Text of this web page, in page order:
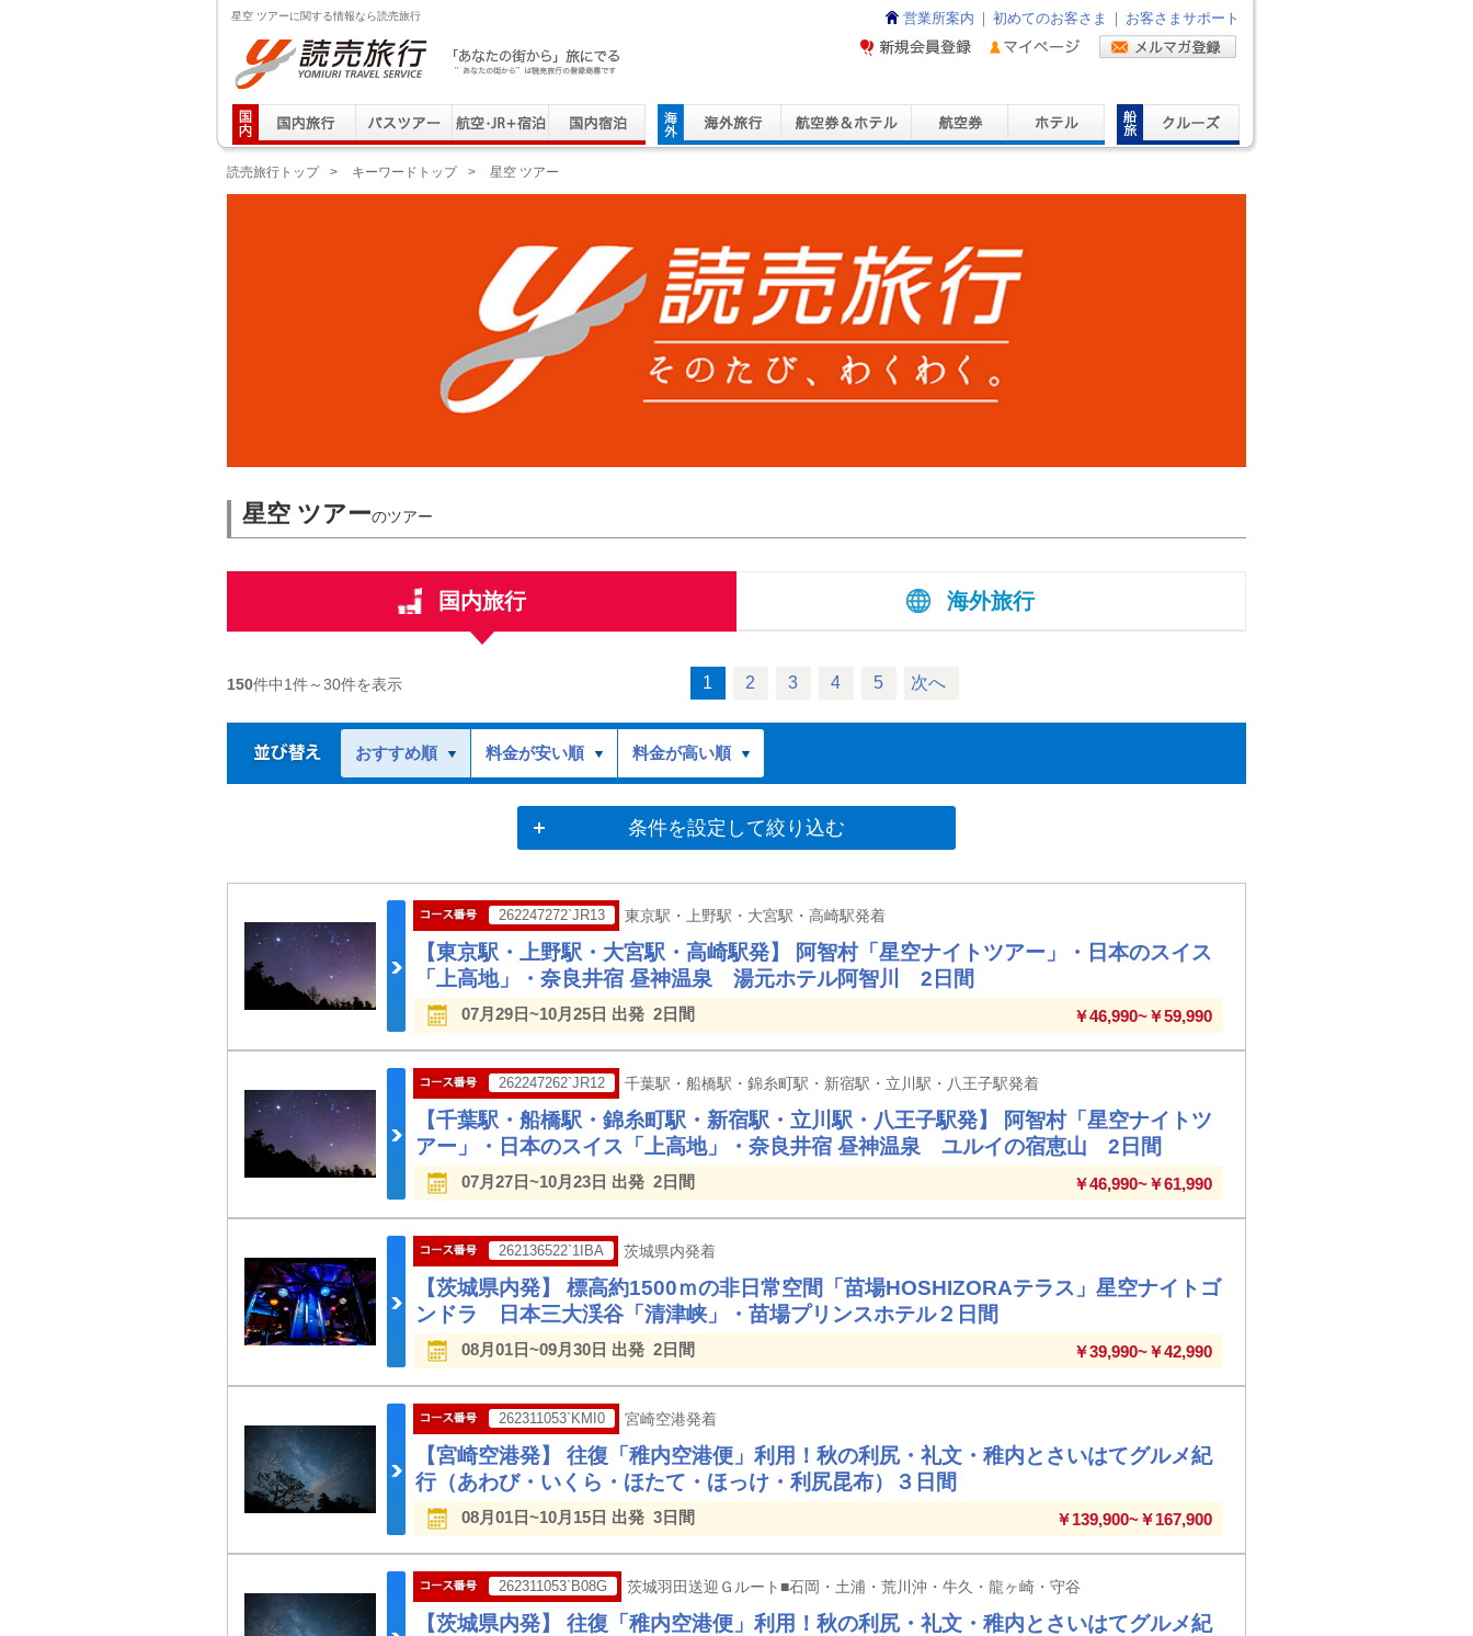
星空 ツアーに関する情報なら読売旅行
読売旅行 「あなたの街から」旅にでる｜Yomiuri Travel Service
営業所案内 初めてのお客さま お客さまサポート
読売旅行トップ > キーワードトップ > 星空 ツアー
星空 ツアーのツアー
国内旅行 海外旅行
150件中1件～30件を表示 1 2 3 4 5 次へ
おすすめ順 料金が安い順 料金が高い順
条件を設定して絞り込む
262247272`JR13 東京駅・上野駅・大宮駅・高崎駅発着
【東京駅・上野駅・大宮駅・高崎駅発】 阿智村「星空ナイトツアー」・日本のスイス
「上高地」・奈良井宿 昼神温泉 湯元ホテル阿智川 2日間
07月29日~10月25日 出発 2日間 ￥46,990~￥59,990
262247262`JR12 千葉駅・船橋駅・錦糸町駅・新宿駅・立川駅・八王子駅発着
【千葉駅・船橋駅・錦糸町駅・新宿駅・立川駅・八王子駅発】 阿智村「星空ナイトツ
アー」・日本のスイス「上高地」・奈良井宿 昼神温泉 ユルイの宿恵山 2日間
07月27日~10月23日 出発 2日間 ￥46,990~￥61,990
262136522`1IBA 茨城県内発着
【茨城県内発】 標高約1500ｍの非日常空間「苗場HOSHIZORAテラス」星空ナイトゴ
ンドラ 日本三大渓谷「清津峡」・苗場プリンスホテル２日間
08月01日~09月30日 出発 2日間 ￥39,990~￥42,990
262311053`KMI0 宮崎空港発着
【宮崎空港発】 往復「稚内空港便」利用！秋の利尻・礼文・稚内とさいはてグルメ紀
行（あわび・いくら・ほたて・ほっけ・利尻昆布）３日間
08月01日~10月15日 出発 3日間 ￥139,900~￥167,900
262311053`B08G 茨城羽田送迎Ｇルート■石岡・土浦・荒川沖・牛久・龍ヶ崎・守谷
【茨城県内発】 往復「稚内空港便」利用！秋の利尻・礼文・稚内とさいはてグルメ紀